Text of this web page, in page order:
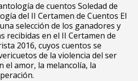
de cuentos Soledad de
del II Certamen de Cuentos El
selección de los ganadores y
recibidas en el II Certamen de
2016, cuyos cuentos se
de la violencia del ser
el amor, la melancolía, la